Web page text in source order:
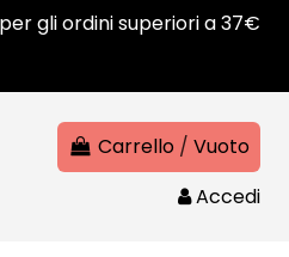
gli ordini superiori a 37€
Carrello / Vuoto
Accedi